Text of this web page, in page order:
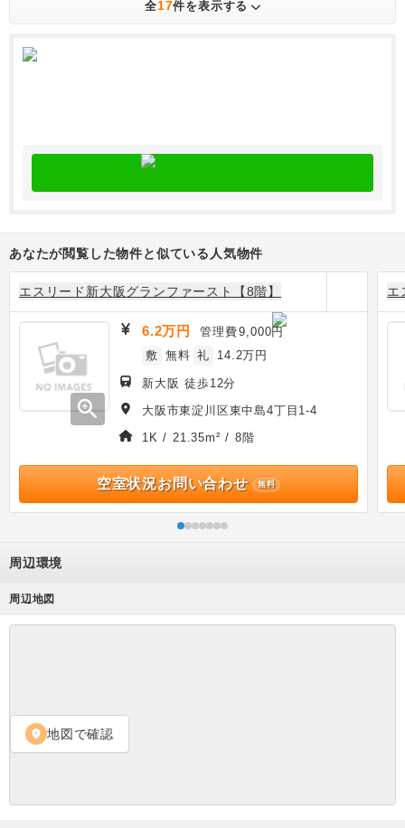
全17件を表示する
あなたが閲覧した物件と似ている人気物件
エスリード新大阪グランファースト【8階】
zoom_in
6.2万円 管理費9,000円
敷 無料 礼 14.2万円
新大阪 徒歩12分
大阪市東淀川区東中島4丁目1-4
1K / 21.35m² / 8階
空室状況お問い合わせ 無料
エ
周辺環境
周辺地図
location_on 地図で確認